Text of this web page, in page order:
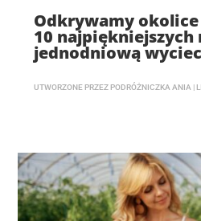
Odkrywamy okolice
10 najpiękniejszych
jednodniową
UTWORZONE PRZEZ PODRÓŻNICZKA ANIA